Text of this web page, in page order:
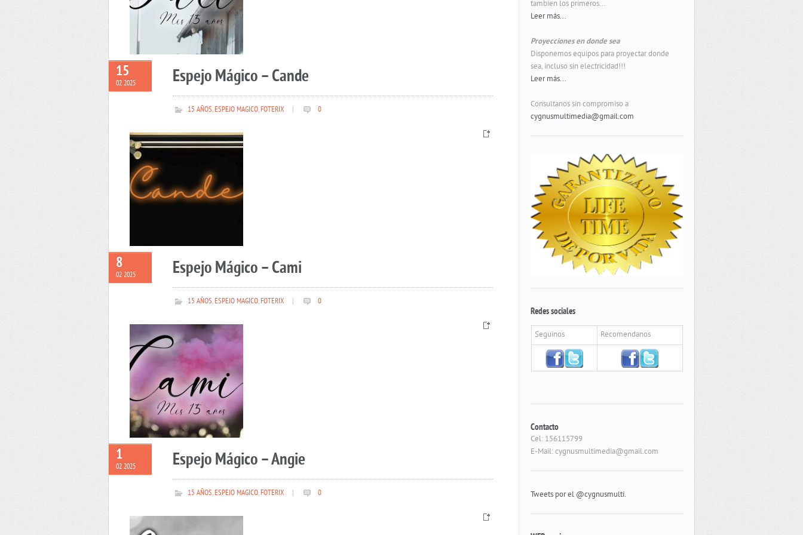
15
02 2025 Espejo Mágico – Cande
15 AÑOS,ESPEJO MAGICO,FOTERIX 0
8
02 2025 Espejo Mágico – Cami
15 AÑOS,ESPEJO MAGICO,FOTERIX 0
1
02 2025 Espejo Mágico – Angie
15 AÑOS,ESPEJO MAGICO,FOTERIX 0
tambien los primeros...
Leer más...
Proyecciones en donde sea
Disponemos equipos para proyectar donde
sea, incluso sin electricidad!!!
Leer más...
Consultanos sin compromiso a
cygnusmultimedia@gmail.com
Redes sociales
Seguinos Recomendanos
Contacto
Cel: 156115799
E-Mail: cygnusmultimedia@gmail.com
Tweets por el @cygnusmulti.